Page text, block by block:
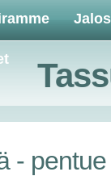
- pentue